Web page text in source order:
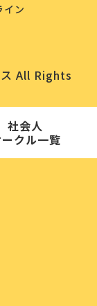
社会人
クル一覧
イン
All Rights